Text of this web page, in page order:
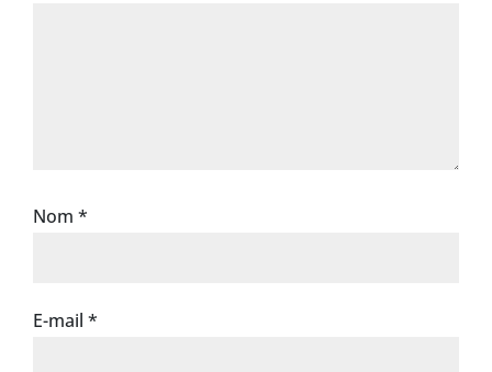
Nom *
E-mail *